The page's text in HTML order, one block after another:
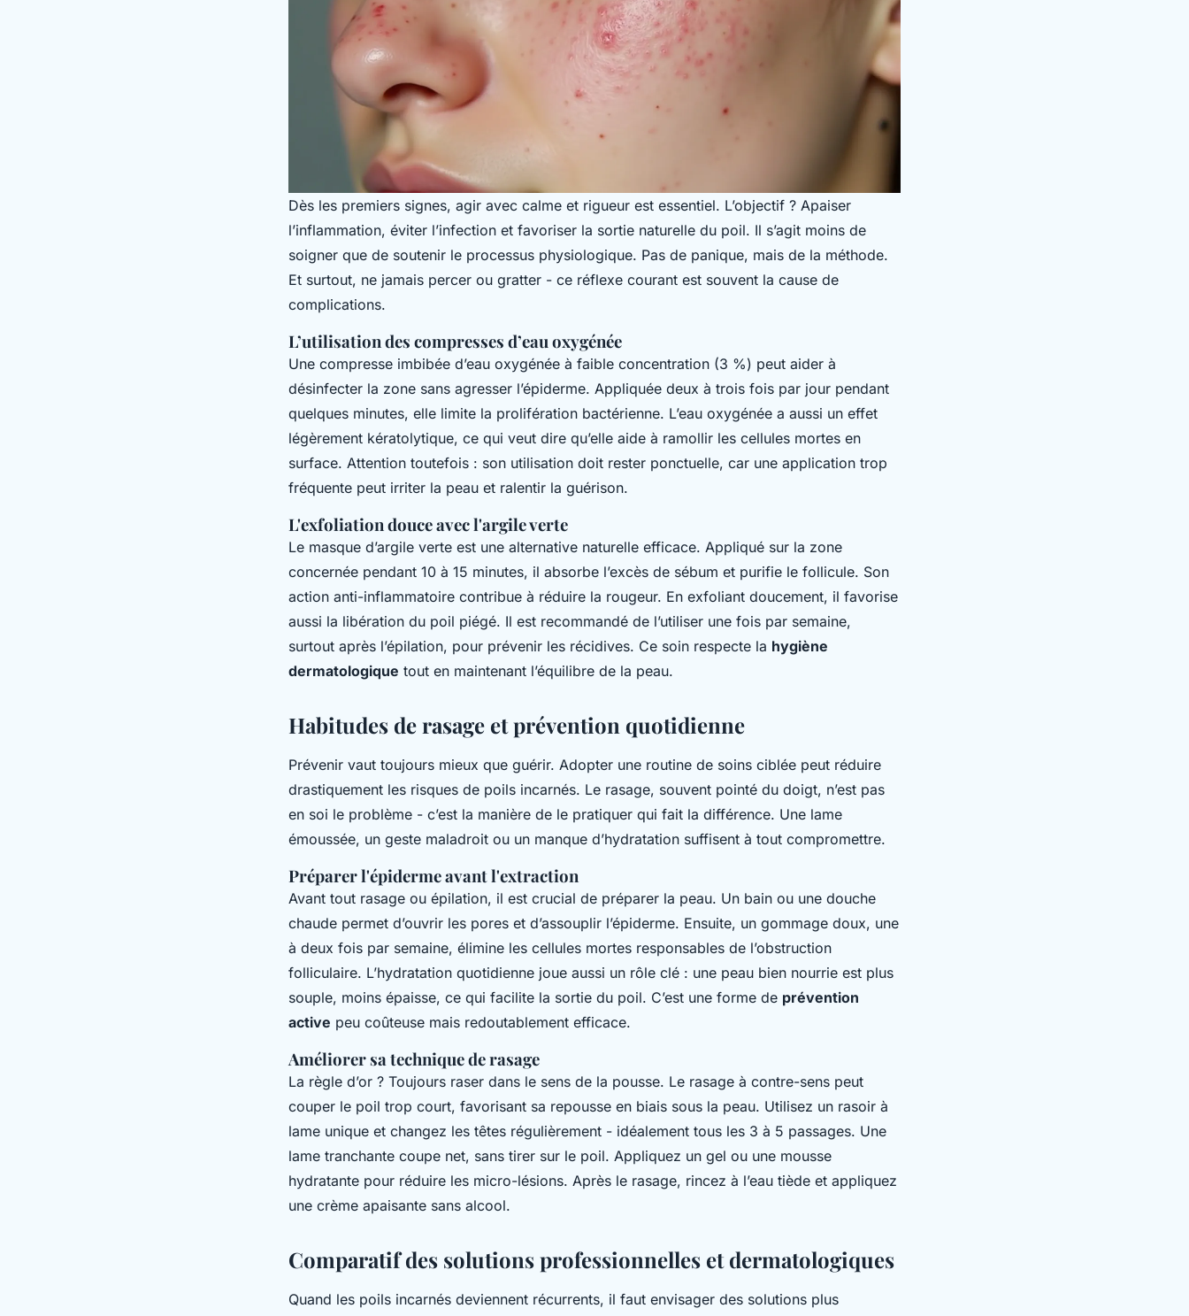
Dès les premiers signes, agir avec calme et rigueur est essentiel. L’objectif ? Apaiser
l’inflammation, éviter l’infection et favoriser la sortie naturelle du poil. Il s’agit moins de
soigner que de soutenir le processus physiologique. Pas de panique, mais de la méthode.
Et surtout, ne jamais percer ou gratter - ce réflexe courant est souvent la cause de
complications.
L’utilisation des compresses d’eau oxygénée
Une compresse imbibée d’eau oxygénée à faible concentration (3 %) peut aider à
désinfecter la zone sans agresser l’épiderme. Appliquée deux à trois fois par jour pendant
quelques minutes, elle limite la prolifération bactérienne. L’eau oxygénée a aussi un effet
légèrement kératolytique, ce qui veut dire qu’elle aide à ramollir les cellules mortes en
surface. Attention toutefois : son utilisation doit rester ponctuelle, car une application trop
fréquente peut irriter la peau et ralentir la guérison.
L'exfoliation douce avec l'argile verte
Le masque d’argile verte est une alternative naturelle efficace. Appliqué sur la zone
concernée pendant 10 à 15 minutes, il absorbe l’excès de sébum et purifie le follicule. Son
action anti-inflammatoire contribue à réduire la rougeur. En exfoliant doucement, il favorise
aussi la libération du poil piégé. Il est recommandé de l’utiliser une fois par semaine,
surtout après l’épilation, pour prévenir les récidives. Ce soin respecte la hygiène
dermatologique tout en maintenant l’équilibre de la peau.
Habitudes de rasage et prévention quotidienne
Prévenir vaut toujours mieux que guérir. Adopter une routine de soins ciblée peut réduire
drastiquement les risques de poils incarnés. Le rasage, souvent pointé du doigt, n’est pas
en soi le problème - c’est la manière de le pratiquer qui fait la différence. Une lame
émoussée, un geste maladroit ou un manque d’hydratation suffisent à tout compromettre.
Préparer l'épiderme avant l'extraction
Avant tout rasage ou épilation, il est crucial de préparer la peau. Un bain ou une douche
chaude permet d’ouvrir les pores et d’assouplir l’épiderme. Ensuite, un gommage doux, une
à deux fois par semaine, élimine les cellules mortes responsables de l’obstruction
folliculaire. L’hydratation quotidienne joue aussi un rôle clé : une peau bien nourrie est plus
souple, moins épaisse, ce qui facilite la sortie du poil. C’est une forme de prévention
active peu coûteuse mais redoutablement efficace.
Améliorer sa technique de rasage
La règle d’or ? Toujours raser dans le sens de la pousse. Le rasage à contre-sens peut
couper le poil trop court, favorisant sa repousse en biais sous la peau. Utilisez un rasoir à
lame unique et changez les têtes régulièrement - idéalement tous les 3 à 5 passages. Une
lame tranchante coupe net, sans tirer sur le poil. Appliquez un gel ou une mousse
hydratante pour réduire les micro-lésions. Après le rasage, rincez à l’eau tiède et appliquez
une crème apaisante sans alcool.
Comparatif des solutions professionnelles et dermatologiques
Quand les poils incarnés deviennent récurrents, il faut envisager des solutions plus